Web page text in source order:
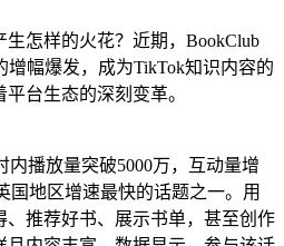
怎样的火花？近期，BookClub
增幅爆发，成为TikTok知识内容的
台生态的深刻变革。
内播放量突破5000万，互动量增
国地区增速最快的话题之一。用
、推荐好书、展示书单，甚至创作